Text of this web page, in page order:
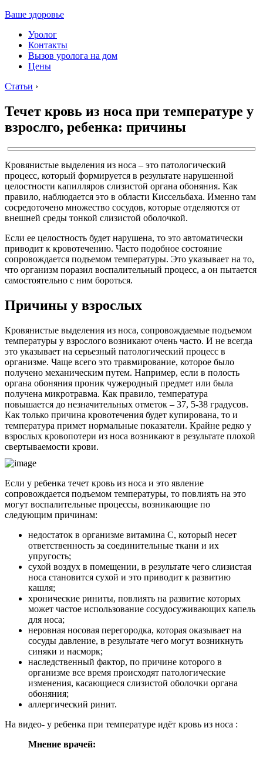
Ваше здоровье
Уролог
Контакты
Вызов уролога на дом
Цены
Статьи ›
Течет кровь из носа при температуре у
взрослго, ребенка: причины
Кровянистые выделения из носа – это патологический
процесс, который формируется в результате нарушенной
целостности капилляров слизистой органа обоняния. Как
правило, наблюдается это в области Киссельбаха. Именно там
сосредоточено множество сосудов, которые отделяются от
внешней среды тонкой слизистой оболочкой.
Если ее целостность будет нарушена, то это автоматически
приводит к кровотечению. Часто подобное состояние
сопровождается подъемом температуры. Это указывает на то,
что организм поразил воспалительный процесс, а он пытается
самостоятельно с ним бороться.
Причины у взрослых
Кровянистые выделения из носа, сопровождаемые подъемом
температуры у взрослого возникают очень часто. И не всегда
это указывает на серьезный патологический процесс в
организме. Чаще всего это травмирование, которое было
получено механическим путем. Например, если в полость
органа обоняния проник чужеродный предмет или была
получена микротравма. Как правило, температура
повышается до незначительных отметок – 37, 5-38 градусов.
Как только причина кровотечения будет купирована, то и
температура примет нормальные показатели. Крайне редко у
взрослых кровопотери из носа возникают в результате плохой
свертываемости крови.
Если у ребенка течет кровь из носа и это явление
сопровождается подъемом температуры, то повлиять на это
могут воспалительные процессы, возникающие по
следующим причинам:
недостаток в организме витамина С, который несет
ответственность за соединительные ткани и их
упругость;
сухой воздух в помещении, в результате чего слизистая
носа становится сухой и это приводит к развитию
кашля;
хронические риниты, повлиять на развитие которых
может частое использование сосудосуживающих капель
для носа;
неровная носовая перегородка, которая оказывает на
сосуды давление, в результате чего могут возникнуть
синяки и насморк;
наследственный фактор, по причине которого в
организме все время происходят патологические
изменения, касающиеся слизистой оболочки органа
обоняния;
аллергический ринит.
На видео- у ребенка при температуре идёт кровь из носа :
Мнение врачей: